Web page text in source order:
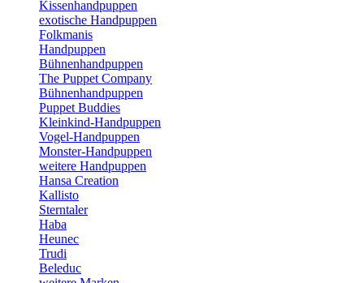
Kissenhandpuppen
exotische Handpuppen
Folkmanis
Handpuppen
Bühnenhandpuppen
The Puppet Company
Bühnenhandpuppen
Puppet Buddies
Kleinkind-Handpuppen
Vogel-Handpuppen
Monster-Handpuppen
weitere Handpuppen
Hansa Creation
Kallisto
Sterntaler
Haba
Heunec
Trudi
Beleduc